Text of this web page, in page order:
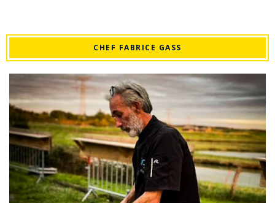
CHEF FABRICE GASS